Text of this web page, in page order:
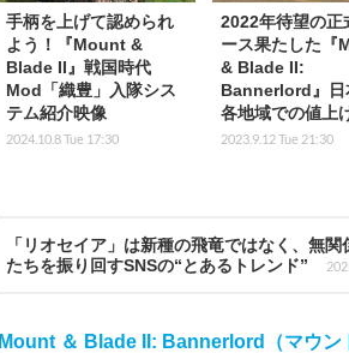
手柄を上げて認められ
よう！『Mount &
Blade II』戦国時代
Mod「織豊」入隊シス
テム紹介映像
2024.10.8 Tue 17:30
2022年待望の正
ース果たした『
& Blade II:
Bannerlord』日
各地域での値上
2023.9.12 Tue 21:30
「リオセイア」は新種の飛竜ではなく、無
たちを振り回すSNSの“とあるトレンド”
Mount ＆ Blade II: Bannerlord（マウン